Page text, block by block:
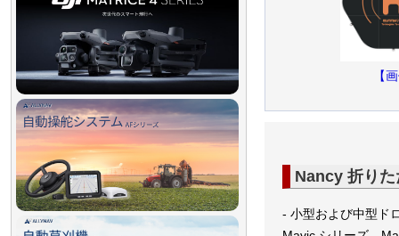
【
Nancy 折り
- 小型および中型ド